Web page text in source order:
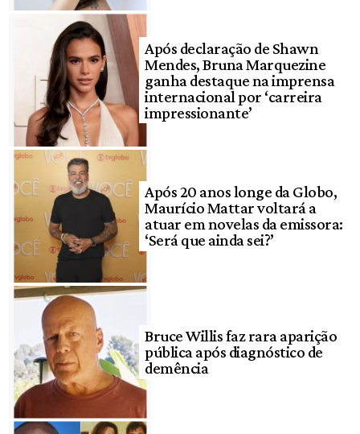
Após declaração de Shawn
Mendes, Bruna Marquezine
ganha destaque na imprensa
internacional por ‘carreira
impressionante’
Após 20 anos longe da Globo,
Maurício Mattar voltará a
atuar em novelas da emissora:
‘Será que ainda sei?’
Bruce Willis faz rara aparição
pública após diagnóstico de
demência